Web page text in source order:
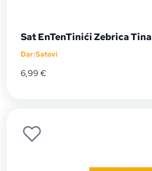
Sat EnTenTinići Zebrica Tina
Dar|Satovi
6,99€